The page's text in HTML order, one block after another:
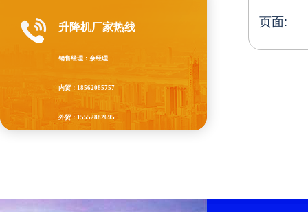
升降机厂家热线
销售经理：余经理
内贸：18562085757
外贸：15552882695
页面: